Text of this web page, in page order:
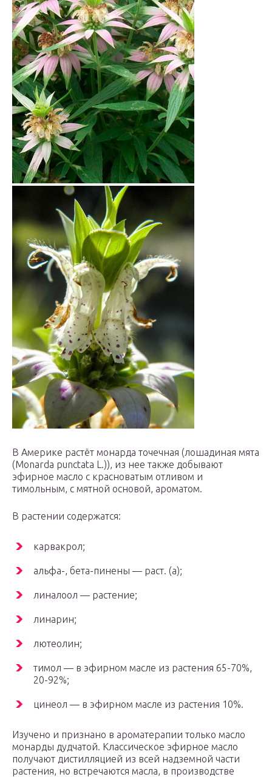
В Америке растёт монарда точечная (лошадиная мята
(Monarda punctata L.)), из нее также добывают
эфирное масло с красноватым отливом и
тимольным, с мятной основой, ароматом.
В растении содержатся:
карвакрол;
альфа-, бета-пинены — раст. (а);
линалоол — растение;
линарин;
лютеолин;
тимол — в эфирном масле из растения 65-70%,
20-92%;
цинеол — в эфирном масле из растения 10%.
Изучено и признано в ароматерапии только масло
монарды дудчатой. Классическое эфирное масло
получают дистилляцией из всей надземной части
растения, но встречаются масла, в производстве